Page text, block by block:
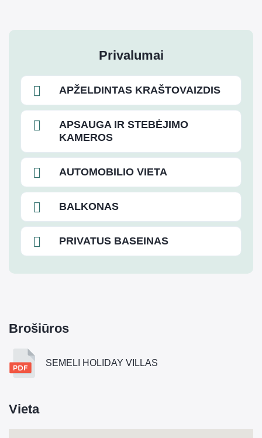
Privalumai
APŽELDINTAS KRAŠTOVAIZDIS
APSAUGA IR STEBĖJIMO
KAMEROS
AUTOMOBILIO VIETA
BALKONAS
PRIVATUS BASEINAS
Brošiūros
SEMELI HOLIDAY VILLAS
Vieta